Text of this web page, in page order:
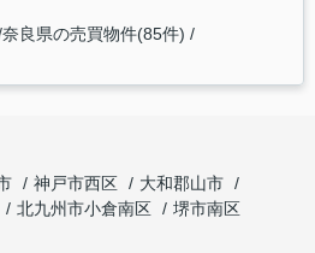
奈良県の売買物件(85件)
神戸市西区
大和郡山市
北九州市小倉南区
堺市南区